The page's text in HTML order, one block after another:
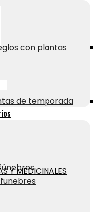
con plantas
de temporada
Y MEDICINALES